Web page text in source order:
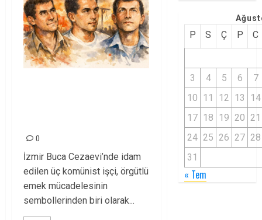
0
İzmir Buca Cezaevi’nde idam
edilen üç komünist işçi, örgütlü
emek mücadelesinin
sembollerinden biri olarak...
P S Ç P C
3 4 5 6
7
10 11 12 13
14
17 18 19 20 21
24 25 26 27 28
31
« Tem